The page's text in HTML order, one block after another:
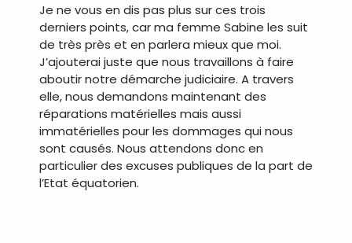
Je ne vous en dis pas plus sur ces trois
derniers points, car ma femme Sabine les suit
de très près et en parlera mieux que moi.
J’ajouterai juste que nous travaillons à faire
aboutir notre démarche judiciaire. A travers
elle, nous demandons maintenant des
réparations matérielles mais aussi
immatérielles pour les dommages qui nous
sont causés. Nous attendons donc en
particulier des excuses publiques de la part de
l’Etat équatorien.